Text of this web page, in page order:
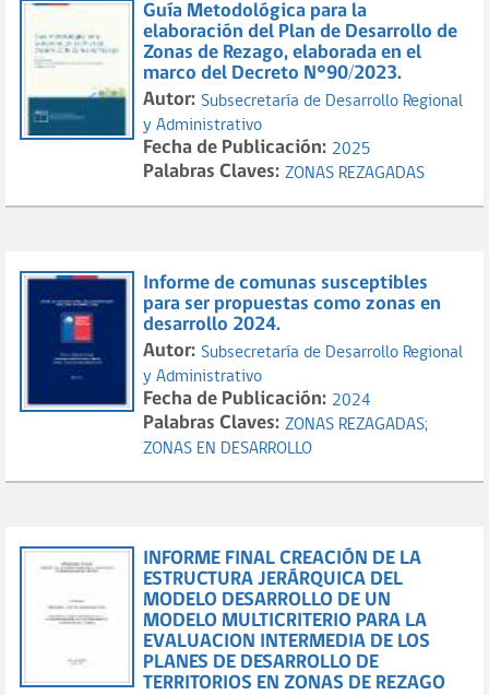
Guía Metodológica para la
elaboración del Plan de Desarrollo de
Zonas de Rezago, elaborada en el
marco del Decreto N°90/2023.
Autor: Subsecretaría de Desarrollo Regional
y Administrativo
Fecha de Publicación: 2025
Palabras Claves: ZONAS REZAGADAS
Informe de comunas susceptibles
para ser propuestas como zonas en
desarrollo 2024.
Autor: Subsecretaría de Desarrollo Regional
y Administrativo
Fecha de Publicación: 2024
Palabras Claves: ZONAS REZAGADAS;
ZONAS EN DESARROLLO
INFORME FINAL CREACIÓN DE LA
ESTRUCTURA JERÁRQUICA DEL
MODELO DESARROLLO DE UN
MODELO MULTICRITERIO PARA LA
EVALUACION INTERMEDIA DE LOS
PLANES DE DESARROLLO DE
TERRITORIOS EN ZONAS DE REZAGO